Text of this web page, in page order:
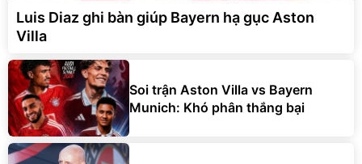
Luis Diaz ghi bàn giúp Bayern hạ gục Aston
Villa
Soi trận Aston Villa vs Bayern
Munich: Khó phân thắng bại